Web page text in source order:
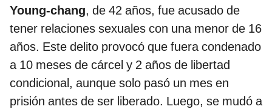
Young-chang, de 42 años, fue acusado de
tener relaciones sexuales con una menor de 16
años. Este delito provocó que fuera condenado
a 10 meses de cárcel y 2 años de libertad
condicional, aunque solo pasó un mes en
prisión antes de ser liberado. Luego, se mudó a